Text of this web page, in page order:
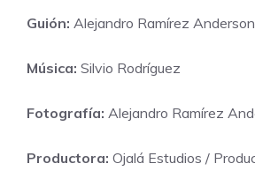
Guión: Alejandro Ramírez Anderson
Música: Silvio Rodríguez
Fotografía: Alejandro Ramírez
Productora: Ojalá Estudios /